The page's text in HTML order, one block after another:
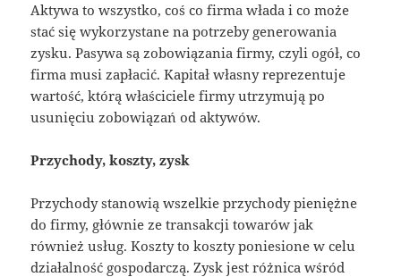
Aktywa to wszystko, coś co firma włada i co może
stać się wykorzystane na potrzeby generowania
zysku. Pasywa są zobowiązania firmy, czyli ogół, co
firma musi zapłacić. Kapitał własny reprezentuje
wartość, którą właściciele firmy utrzymują po
usunięciu zobowiązań od aktywów.
Przychody, koszty, zysk
Przychody stanowią wszelkie przychody pieniężne
do firmy, głównie ze transakcji towarów jak
również usług. Koszty to koszty poniesione w celu
działalność gospodarczą. Zysk jest różnica wśród